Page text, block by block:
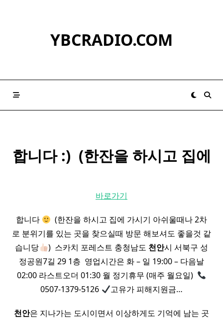
YBCRADIO.COM
합니다 :) ​ (한잔을 하시고 집에
바로가기
합니다
​ (한잔을 하시고 집에 가시기 아쉬울때나 2차
로 분위기를 있는 곳을 찾으실때 방문 해보셔도 좋을것 같
습니당
) ​ 스카치 포레스트 충청남도 천안시 서북구 성
정공원7길 29 1층 ​ 영업시간은 화 – 일 19:00 – 다음날
02:00 라스트오더 01:30 월 정기휴무 (매주 월요일) ​
0507-1379-5126
고유가 피해지원금…
천안은 지나가는 도시이면서 이상하게도 기억에 남는 곳